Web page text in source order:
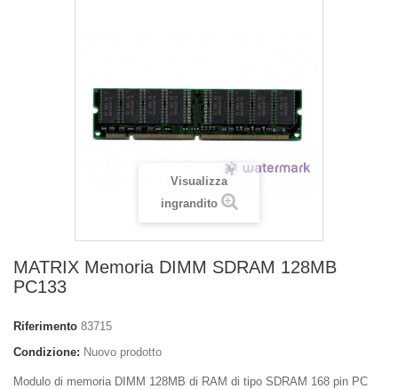
Visualizza
ingrandito
MATRIX Memoria DIMM SDRAM 128MB
PC133
Riferimento 83715
Condizione: Nuovo prodotto
Modulo di memoria DIMM 128MB di RAM di tipo SDRAM 168 pin PC